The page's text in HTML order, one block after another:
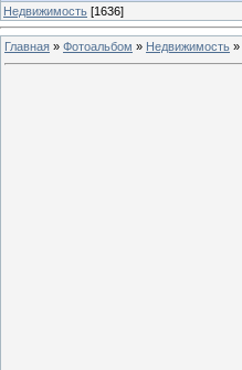
Недвижимость [1636]
Главная » Фотоальбом » Недвижимость »